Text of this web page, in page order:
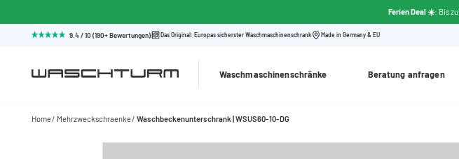
Ferien Deal ☀️: Bis zu
9.4 / 10 (190+ Bewertungen) Das Original: Europas sicherster Waschmaschinenschrank Made in Germany & EU
Waschmaschinenschränke Beratung anfragen
Home Mehrzweckschraenke Waschbeckenunterschrank | WSUS60-10-DG